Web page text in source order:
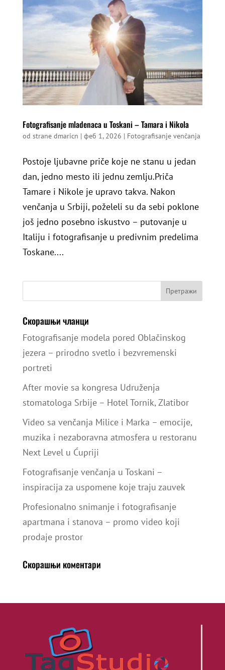
Fotografisanje mladenaca u Toskani – Tamara i Nikola
od strane dmaricn | феб 1, 2026 | Fotografisanje venčanja
Postoje ljubavne priče koje ne stanu u jedan
dan, jedno mesto ili jednu zemlju.Priča
Tamare i Nikole je upravo takva. Nakon
venčanja u Srbiji, poželeli su da sebi poklone
još jedno posebno iskustvo – putovanje u
Italiju i fotografisanje u predivnim predelima
Toskane....
Скорашњи чланци
Fotografisanje modela pored Oblačinskog
jezera – prirodno svetlo i bezvremenski
portreti
After movie sa kongresa Udruženja
stomatologa Srbije – Hotel Tornik, Zlatibor
Video sa venčanja Milice i Marka – emocije,
muzika i nezaboravna atmosfera u restoranu
Next Level u Ćupriji
Fotografisanje venčanja u Toskani –
inspiracija za uspomene koje traju zauvek
Profesionalno snimanje i fotografisanje
apartmana i stanova – promo video koji
prodaje prostor
Скорашњи коментари